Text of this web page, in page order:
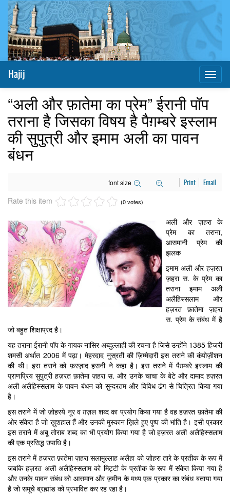
Hajij
“अली और फ़ातेमा का प्रेम” ईरानी पॉप
तराना है जिसका विषय है पैग़म्बरे इस्लाम
की सुपुत्री और इमाम अली का पावन
बंधन
font size Print Email
Rate this item (0 votes)
अली और ज़हरा के
प्रेम का तराना,
आसमानी प्रेम की
झलक
इमाम अली और हज़रत
ज़हरा स. के प्रेम का
तराना इमाम अली
अलैहिस्सलाम और
हज़रत फ़ातेमा ज़हरा
स. प्रेम के संबंध में है
जो बहुत शिक्षाप्रद है।
यह तराना ईरानी पॉप के गायक नासिर अब्दुल्लाही की रचना है जिसे उन्होंने 1385 हिजरी
शमसी अर्थात 2006 में पढ़ा। मेहरदाद नुस्रती की ज़िम्मेदारी इस तराने की कंपोज़ीशन
की थी। इस तराने को फ़रज़ाद हसनी ने कहा है। इस तराने में पैग़म्बरे इस्लाम की
प्राणप्रिय सुपुत्री हज़रत फ़ातेमा ज़हरा स. और उनके चाचा के बेटे और दामाद हज़रत
अली अलैहिस्सलाम के पावन बंधन को सुन्दरतम और विविध ढंग से चित्रित किया गया
है।
इस तराने में जो ज़ोहरये नूर व ग़ज़ल शब्द का प्रयोग किया गया है वह हज़रत फ़ातेमा की
ओर संकेत है जो ख़ुशहाल हैं और उनकी मुस्कान ख़िले हुए पुष्प की भांति है। इसी प्रकार
इस तराने में अबू तोराब शब्द का भी प्रयोग किया गया है जो हज़रत अली अलैहिस्सलाम
की एक प्रसिद्ध उपाधि है।
इस तराने में हज़रत फ़ातेमा ज़हरा सलामुल्लाह अलैहा को ज़ोहरा तारे के प्रतीक के रूप में
जबकि हज़रत अली अलैहिस्सलाम को मिट्टी के प्रतीक के रूप में संकेत किया गया है
और उनके पावन संबंध को आसमान और ज़मीन के मध्य एक प्रकार का संबंध बताया गया
है जो समूचे ब्रह्मांड को प्रभावित कर रह रहा है।